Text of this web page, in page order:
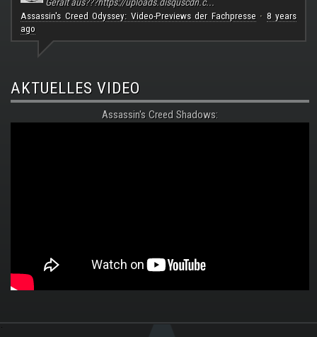
Assassin's Creed Odyssey: Video-Previews der Fachpresse· 8 years
ago
AKTUELLES VIDEO
Assassin's Creed Shadows:
.